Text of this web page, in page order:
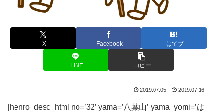
X Facebook はてブ
LINE コピー
2019.07.05 2019.07.16
[henro_desc_html no=’32’ yama=’八葉山’ yama_yomi=’は